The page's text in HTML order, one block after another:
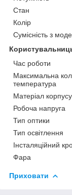
Стан
Колір
Сумісність з
Час роботи
Максимальна
температура
Матеріал корпусу
Робоча напруга
Тип оптики
Тип освітлення
Інсталяційний
Фара
Приховати